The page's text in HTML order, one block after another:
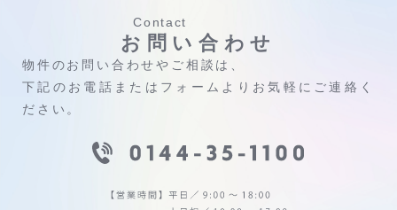
Contact
お問い合わせ
物件のお問い合わせやご相談は、
下記のお電話またはフォームよりお気軽にご連絡く
ださい。